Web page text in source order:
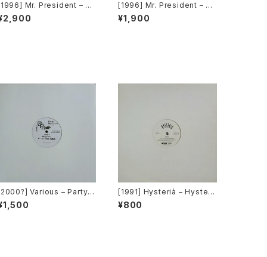
Mr. President – Co
Jamboo (The Remixe
[WEA]
[1996] Mr. President – Sh
ow Me The Way [WEA]
¥1,900
Various – Party R
Volume 5 [OPR]
[1991] Hysterià – Hysteri
a (There's No Reason To
Be Disturbed) [T.A.O.B. D
¥800